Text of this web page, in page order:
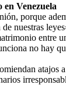
Venezuela
porque
nuestras
entre
no hay
atajos